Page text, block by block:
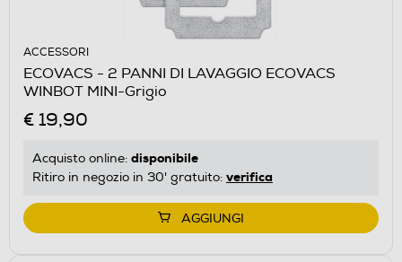
ACCESSORI
ECOVACS - 2 PANNI DI LAVAGGIO ECOVACS
WINBOT MINI-Grigio
€ 19,90
Acquisto online: disponibile
Ritiro in negozio in 30' gratuito: verifica
AGGIUNGI